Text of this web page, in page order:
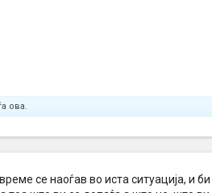
ова.
се наоѓав во иста ситуација, и